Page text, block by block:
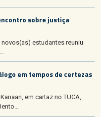
sobre justiça
estudantes reuniu
em tempos de certezas
em cartaz no TUCA,